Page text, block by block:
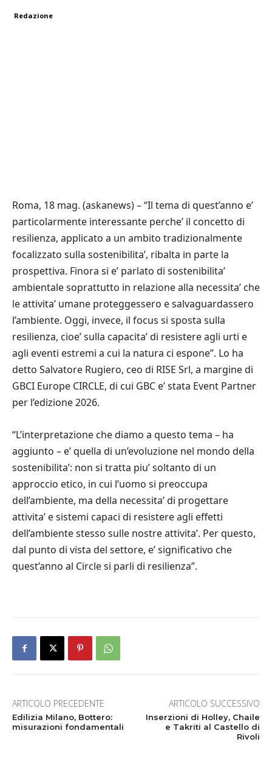
Redazione
Roma, 18 mag. (askanews) – “Il tema di quest’anno e’
particolarmente interessante perche’ il concetto di
resilienza, applicato a un ambito tradizionalmente
focalizzato sulla sostenibilita’, ribalta in parte la
prospettiva. Finora si e’ parlato di sostenibilita’
ambientale soprattutto in relazione alla necessita’ che
le attivita’ umane proteggessero e salvaguardassero
l’ambiente. Oggi, invece, il focus si sposta sulla
resilienza, cioe’ sulla capacita’ di resistere agli urti e
agli eventi estremi a cui la natura ci espone”. Lo ha
detto Salvatore Rugiero, ceo di RISE Srl, a margine di
GBCI Europe CIRCLE, di cui GBC e’ stata Event Partner
per l’edizione 2026.
“L’interpretazione che diamo a questo tema – ha
aggiunto – e’ quella di un’evoluzione nel mondo della
sostenibilita’: non si tratta piu’ soltanto di un
approccio etico, in cui l’uomo si preoccupa
dell’ambiente, ma della necessita’ di progettare
attivita’ e sistemi capaci di resistere agli effetti
dell’ambiente stesso sulle nostre attivita’. Per questo,
dal punto di vista del settore, e’ significativo che
quest’anno al Circle si parli di resilienza”.
ARTICOLO PRECEDENTE
Edilizia Milano, Bottero:
misurazioni fondamentali
ARTICOLO SUCCESSIVO
Inserzioni di Holley, Chaile
e Takriti al Castello di
Rivoli